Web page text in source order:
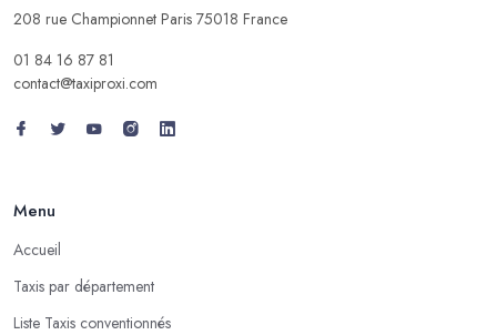
208 rue Championnet Paris 75018 France
01 84 16 87 81
contact@taxiproxi.com
Menu
Accueil
Taxis par département
Liste Taxis conventionnés